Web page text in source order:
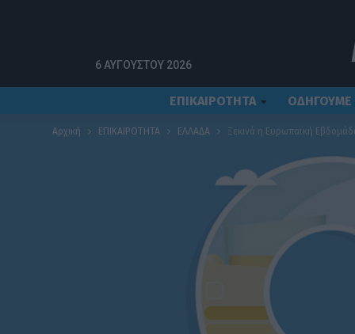
6 ΑΥΓΟΎΣΤΟΥ 2026
ΕΠΙΚΑΙΡΟΤΗΤΑ ΟΔΗΓΟΥΜΕ
Αρχική ΕΠΙΚΑΙΡΟΤΗΤΑ ΕΛΛΑΔΑ Ξεκινά η Ευρωπαϊκή